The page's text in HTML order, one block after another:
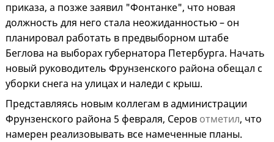
приказа, а позже заявил "Фонтанке", что новая
должность для него стала неожиданностью – он
планировал работать в предвыборном штабе
Беглова на выборах губернатора Петербурга. Начать
новый руководитель Фрунзенского района обещал с
уборки снега на улицах и наледи с крыш.
Представляясь новым коллегам в администрации
Фрунзенского района 5 февраля, Серов отметил, что
намерен реализовывать все намеченные планы.